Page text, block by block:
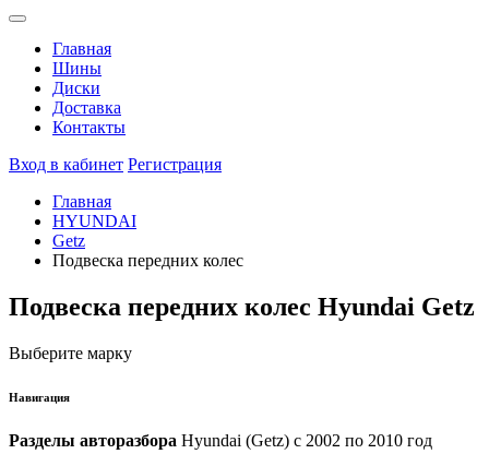
Главная
Шины
Диски
Доставка
Контакты
Вход в кабинет Регистрация
Главная
HYUNDAI
Getz
Подвеска передних колес
Подвеска передних колес Hyundai Getz
Выберите марку
Навигация
Разделы авторазбора Hyundai (Getz) с 2002 по 2010 год